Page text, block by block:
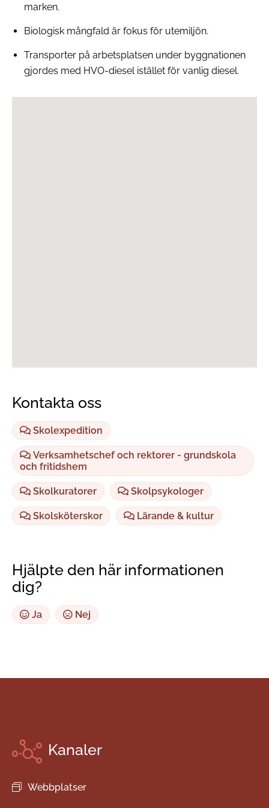
marken.
Biologisk mångfald är fokus för utemiljön.
Transporter på arbetsplatsen under byggnationen
gjordes med HVO-diesel istället för vanlig diesel.
Kontakta oss
Skolexpedition
Verksamhetschef och rektorer - grundskola
och fritidshem
Skolkuratorer Skolpsykologer
Skolsköterskor Lärande & kultur
Hjälpte den här informationen
dig?
Ja Nej
Kanaler
Webbplatser